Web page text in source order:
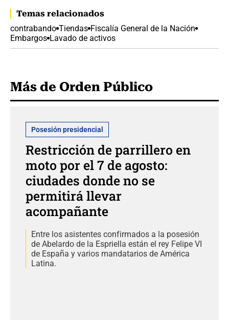
Temas relacionados
contrabando Tiendas Fiscalía General de la Nación
Embargos Lavado de activos
Más de Orden Público
Posesión presidencial
Restricción de parrillero en
moto por el 7 de agosto:
ciudades donde no se
permitirá llevar
acompañante
Entre los asistentes confirmados a la posesión
de Abelardo de la Espriella están el rey Felipe VI
de España y varios mandatarios de América
Latina.